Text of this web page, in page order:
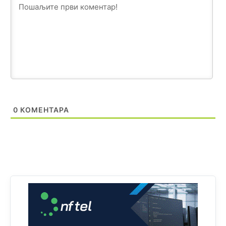
0 КОМЕНТАРА
Анонимно2802605 јуче 5:25
Mile je predsjednik stranke kao recimo Bakir ili Dragan a
Анонимно2800732 јуче 6:20
Анонимно2806339
RS je država ako nisi znao